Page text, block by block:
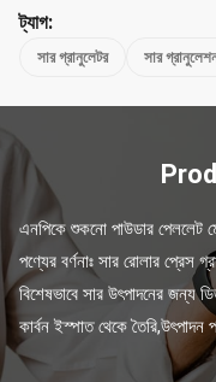
ট্যাগ:
সার গ্রানুলেটর সার
এনপিকে শুকনো পাউডার পেললেট
পণ্যের বর্ণনাঃ সার রোলার প্রেস
বিশেষভাবে সার উৎপাদনের জন্য
কার্বন ইস্পাত থেকে তৈরি,উৎপাদন